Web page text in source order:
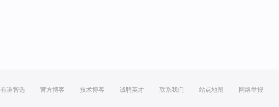
有道智选 官方博客 技术博客 诚聘英才 联系我们 站点地图 网络举报